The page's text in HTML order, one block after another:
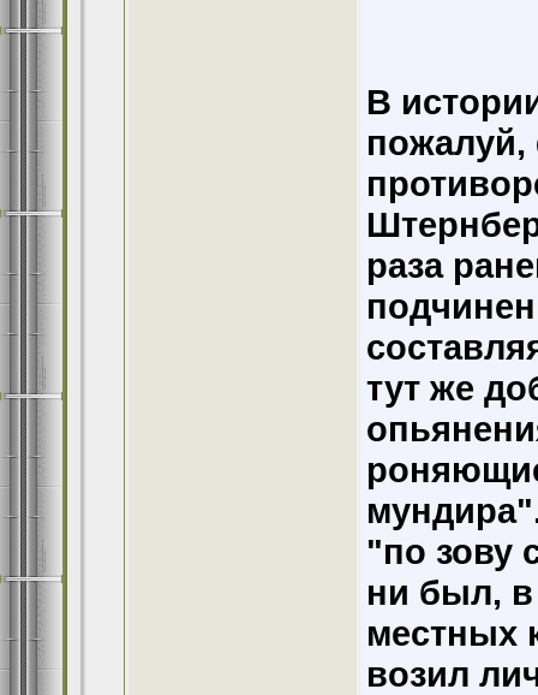
В
раза
тут же
"по зову
ни был,
местных
возил